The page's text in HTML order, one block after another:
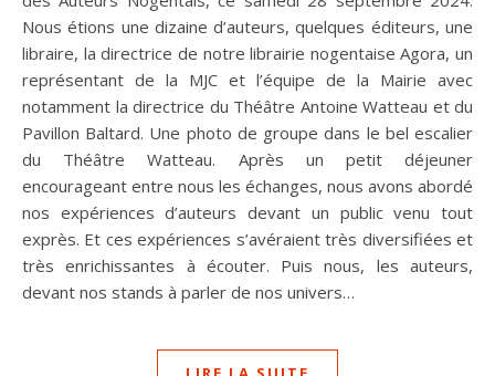
Nous étions une dizaine d’auteurs, quelques éditeurs, une
libraire, la directrice de notre librairie nogentaise Agora, un
représentant de la MJC et l’équipe de la Mairie avec
notamment la directrice du Théâtre Antoine Watteau et du
Pavillon Baltard. Une photo de groupe dans le bel escalier
du Théâtre Watteau. Après un petit déjeuner
encourageant entre nous les échanges, nous avons abordé
nos expériences d’auteurs devant un public venu tout
exprès. Et ces expériences s’avéraient très diversifiées et
très enrichissantes à écouter. Puis nous, les auteurs,
devant nos stands à parler de nos univers…